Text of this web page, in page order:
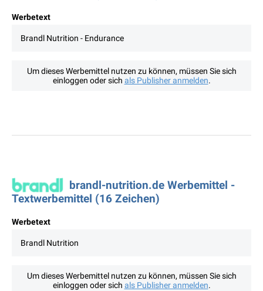
Werbetext
Brandl Nutrition - Endurance
Um dieses Werbemittel nutzen zu können, müssen Sie sich
einloggen oder sich als Publisher anmelden.
brandl-nutrition.de Werbemittel -
Textwerbemittel (16 Zeichen)
Werbetext
Brandl Nutrition
Um dieses Werbemittel nutzen zu können, müssen Sie sich
einloggen oder sich als Publisher anmelden.